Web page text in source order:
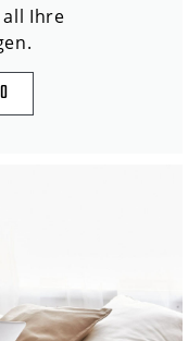
Ihre